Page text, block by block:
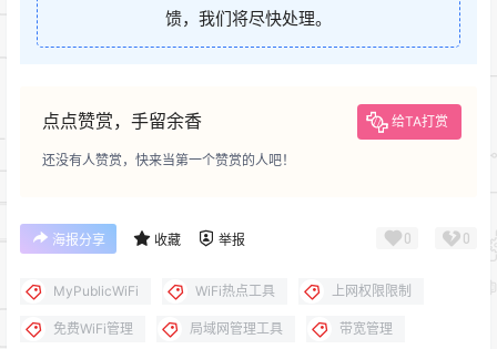
馈，我们将尽快处理。
点点赞赏，手留余香 给TA打赏
还没有人赞赏，快来当第一个赞赏的人吧！
海报分享 收藏 举报 0 0
MyPublicWiFi WiFi热点工具 上网权限限制
免费WiFi管理 局域网管理工具 带宽管理